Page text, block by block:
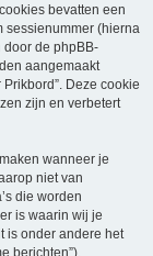
bevatten een
sessienummer (hierna
door de phpBB-
aangemaakt
Deze cookie
zijn en verbetert
wanneer je
niet van
die worden
is waarin wij je
is onder andere het
berichten”),